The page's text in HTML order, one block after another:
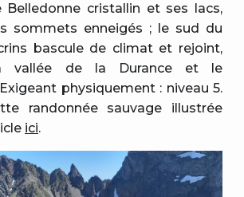
Belledonne cristallin et ses lacs,
sommets enneigés ; le sud du
bascule de climat et rejoint,
vallée de la Durance et le
physiquement : niveau 5.
randonnée sauvage illustrée
ici.